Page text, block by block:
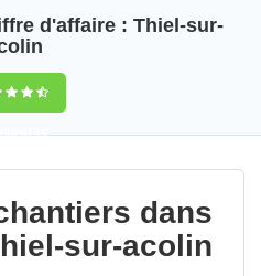
d'affaire : Thiel-sur-
49
dans
sur-acolin